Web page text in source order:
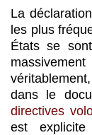
La
les plus
États se
dans le
directives
est